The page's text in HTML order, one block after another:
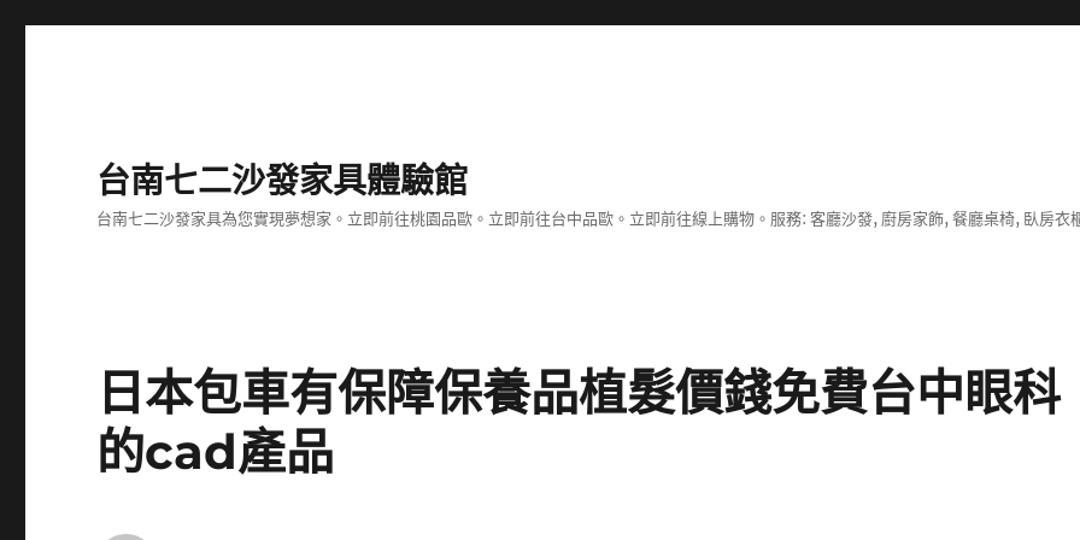
台南七二沙發家具體驗館
台南七二沙發家具為您實現夢想家。立即前往桃園品歐。立即前往台中品歐。立即前往線上購物。服務: 客廳沙發, 廚房家飾, 餐廳桌椅, 臥房衣
日本包車有保障保養品植髮價錢免費台中眼科
的cad產品